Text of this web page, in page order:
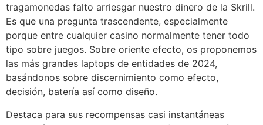
tragamonedas falto arriesgar nuestro dinero de la Skrill.
Es que una pregunta trascendente, especialmente
porque entre cualquier casino normalmente tener todo
tipo sobre juegos. Sobre oriente efecto, os proponemos
las más grandes laptops de entidades de 2024,
basándonos sobre discernimiento como efecto,
decisión, batería así­ como diseño.
Destaca para sus recompensas casi instantáneas